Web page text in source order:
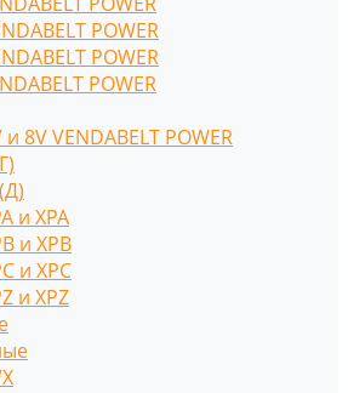
POWER
POWER
POWER
8V VENDABELT POWER
и XPA
и XPB
и XPC
и XPZ